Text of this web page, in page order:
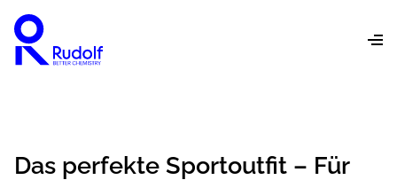
Das perfekte Sportoutfit – Für